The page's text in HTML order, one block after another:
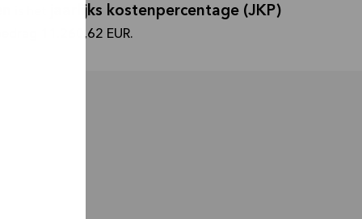
jaarlijks kostenpercentage (JKP)
11.260,62 EUR.